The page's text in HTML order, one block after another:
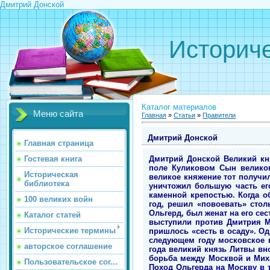
Дмитрий Донской
Меню сайта
Главная страница
Гостевая книга
Историческая
библиотека
100 великих войн
Каталог статей
Исторические термины
авторское соглашение
Пользовательское сог...
Каталог материалов
Главная » Статьи » Правители
Дмитрий Донской
Дмитрий Донской Великий князь московский и владимирский, отважно разгромивший войско Золотой Орды на реке Воже и поле Куликовом Сын великого князя Ивана Красного, будущий Дмитрий Донской, стал править в 9 лет. Ханский ярлык на великое княжение тот получил в Сарае только в 1361 году. Правление началось с большой беды: в засушливый 1365 год пожар уничтожил большую часть его столицы. Дмитрий Иванович принял историческое решение – укрепить Москву не дубовой, а каменной крепостью. Когда обострились отношения Москвы с Тверью, великий князь Дмитрий Иванович, которому шел 18-й год, решил «повоевать» стольный град князя Михаила Тверского, и тому пришлось бежать в Литву, великий князь которой, Ольгерд, был женат на его сестре. Поздней осенью 1368 года войска Литвы, Тверского и Смоленского княжеств, объединившись, выступили против Дмитрия Московского. Наспех собранный им полк был разбит в битве на реке Тросне, и великому князю пришлось «сесть в осаду». Однако Ольгерд взять Московский Кремль не смог. Захватив добычу и пленных, он ушел в Литву. В следующем году московское войско совершает два удачных похода против княжеств Смоленского и Тверского. В конце 1370 года великий князь Литвы вновь подступил к Москве, осадил ее, но взять опять не смог. С конца 1370 по 1373 год не затихала борьба между Москвой и Михаилом Тверским. Захватывались с боем города, в большом числе гибли воины и мирные люди. Поход Ольгерда на Москву в третий раз закончился неудачей: московская рать встретила его на границе. Но дело до большой битвы не дошло: стороны заключили очередное перемирие. Летом 1373 года правитель Золотой Орды темник Мамай совершил набег на Рязанщину, опустошив ее. Дмитрий Московский, собрав полки, встал на левом берегу Оки и не пустил ордынцев в свои земли, но избиваемых рязанцев защищать не стал. На окском порубежье возводится крепость Серпухов. В городе Переяславле собирается съезд «велик» русских князей: так Дмитрий Иванович начал создавать военную коалицию против Орды. В 1375 году Михаил Тверской вновь попытался оспорить право Москвы на владение ярлыком. Дмитрию Ивановичу пришлось действовать решительно. В Волоколамске собралась огромная рать. В походе на Тверь участвовали почти 20 русских удельных князей и нижегородское ополчение. 5 августа началась ее «тесная»